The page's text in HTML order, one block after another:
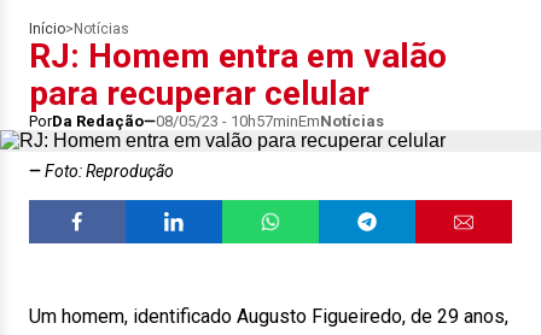
Início> Notícias
RJ: Homem entra em valão
para recuperar celular
PorDa Redação 08/05/23 - 10h57minEmNotícias
Foto: Reprodução
Um homem, identificado Augusto Figueiredo, de 29 anos,